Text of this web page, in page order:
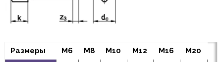
Размеры M6 M8 M10 M12 M16
M20